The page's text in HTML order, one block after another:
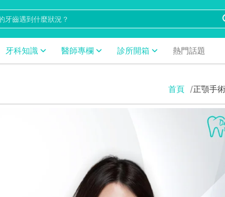
牙科知識 醫師專欄 診所開箱 熱門話題
首頁 正顎手